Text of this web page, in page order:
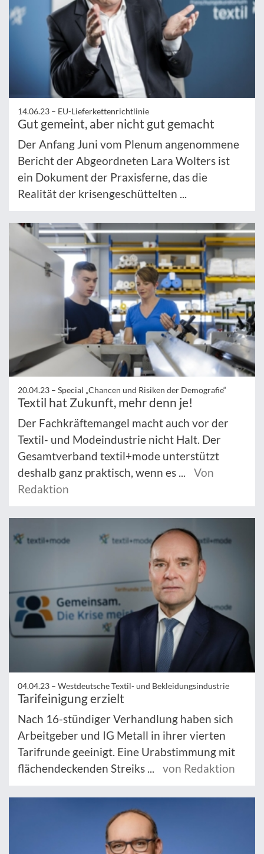
14.06.23 – EU-Lieferkettenrichtlinie
Gut gemeint, aber nicht gut gemacht
Der Anfang Juni vom Plenum angenommene
Bericht der Abgeordneten Lara Wolters ist
ein Dokument der Praxisferne, das die
Realität der krisengeschüttelten ...
20.04.23 – Special „Chancen und Risiken der Demografie“
Textil hat Zukunft, mehr denn je!
Der Fachkräftemangel macht auch vor der
Textil- und Modeindustrie nicht Halt. Der
Gesamtverband textil+mode unterstützt
deshalb ganz praktisch, wenn es ...
Von
Redaktion
04.04.23 – Westdeutsche Textil- und Bekleidungsindustrie
Tarifeinigung erzielt
Nach 16-stündiger Verhandlung haben sich
Arbeitgeber und IG Metall in ihrer vierten
Tarifrunde geeinigt. Eine Urabstimmung mit
flächendeckenden Streiks ...
von Redaktion